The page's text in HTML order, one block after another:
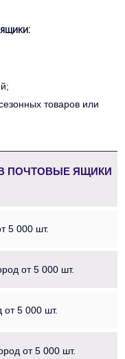
товаров или
ПОЧТОВЫЕ ЯЩИКИ
5 000 шт.
от 5 000 шт.
5 000 шт.
от 5 000 шт.